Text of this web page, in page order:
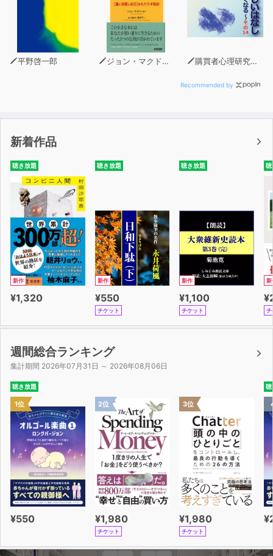
平野啓一郎 ジョン・マクドナルド 購買者心理研究所 株式会社モデンナ 顧問 青木幹和
Recommended by
新着作品
聴き放題
新作
¥1,320
聴き放題
新作
¥550
チケット
聴き放題
新作
¥1,100
チケット
聴
新
チ
週間総合ランキング
集計期間 2026年07月31日 ～ 2026年08月06日
聴き放題
1位
¥550
2位
¥1,980
チケット
3位
¥1,980
チケット
聴